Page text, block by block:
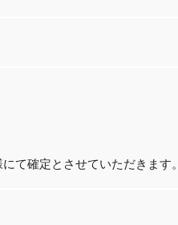
て確定とさせていただきます。